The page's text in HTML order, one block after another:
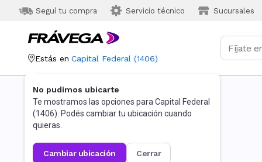
Seguí tu compra Servicio técnico Sucursales
Estás en Capital Federal (1406)
No pudimos ubicarte
Te mostramos las opciones para Capital Federal
(1406). Podés cambiar tu ubicación cuando
quieras.
cambiar ubicación cerrar